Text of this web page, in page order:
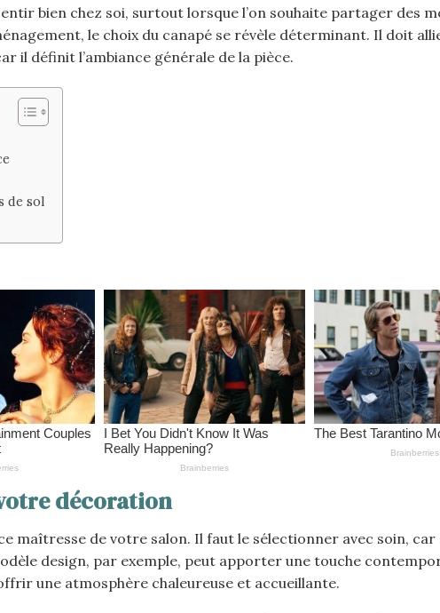
bien chez soi, surtout lorsque l’on souhaite partager des
le choix du canapé se révèle déterminant. Il doit
il définit l’ambiance générale de la pièce.
de sol
décoration
maîtresse de votre salon. Il faut le sélectionner avec soin, car
design, par exemple, peut apporter une touche
une atmosphère chaleureuse et accueillante.